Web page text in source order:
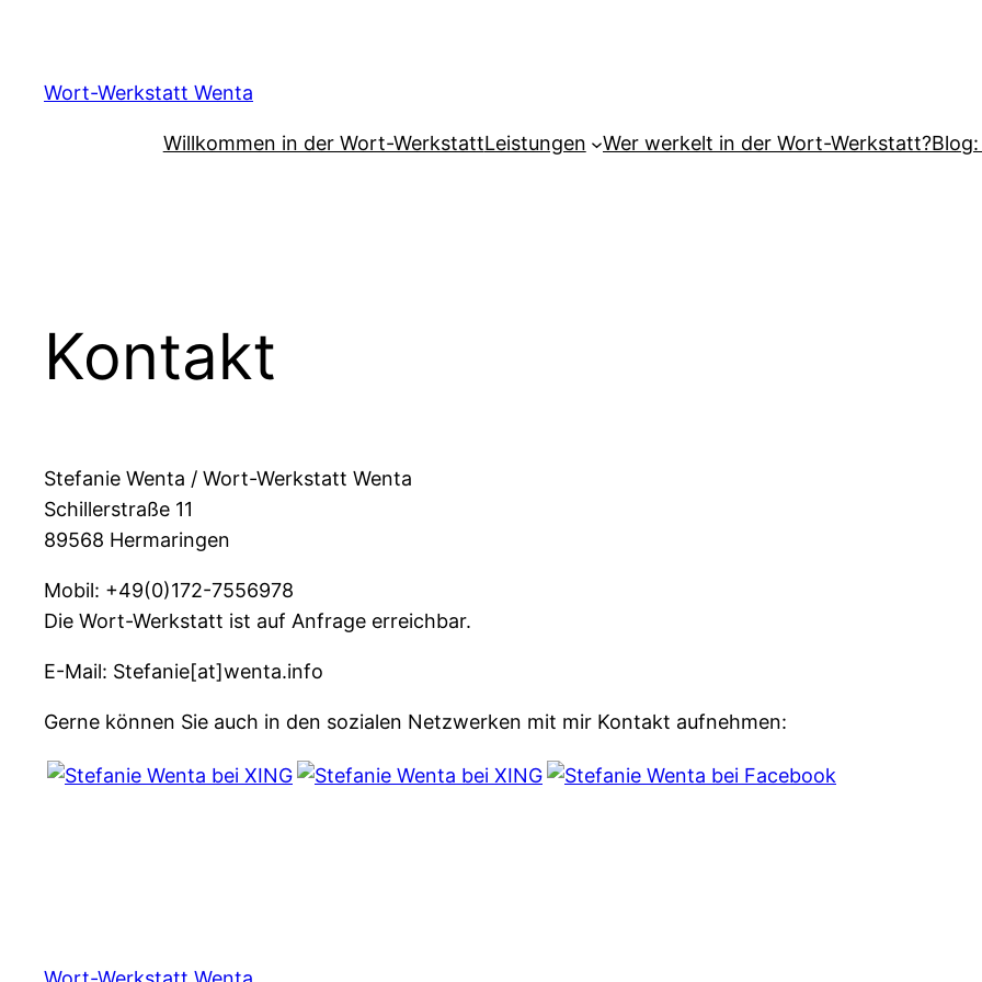
springen
Wort-Werkstatt Wenta
Willkommen in der Wort-WerkstattLeistungen Wer werkelt in der Wort-Werkstatt?
Kontakt
Stefanie Wenta / Wort-Werkstatt Wenta
Schillerstraße 11
89568 Hermaringen
Mobil: +49(0)172-7556978
Die Wort-Werkstatt ist auf Anfrage erreichbar.
E-Mail: Stefanie[at]wenta.info
Gerne können Sie auch in den sozialen Netzwerken mit mir Kontakt aufnehmen: